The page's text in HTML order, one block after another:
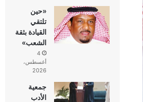
«حين
تلتقي
القيادة بثقة
الشعب»
4
أغسطس،
2026
جمعية
الأدب